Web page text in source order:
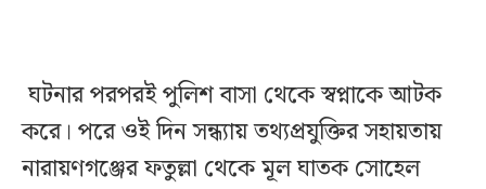
ঘটনার পরপরই পুলিশ বাসা থেকে স্বপ্নাকে আটক
করে। পরে ওই দিন সন্ধ্যায় তথ্যপ্রযুক্তির সহায়তায়
নারায়ণগঞ্জের ফতুল্লা থেকে মূল ঘাতক সোহেল